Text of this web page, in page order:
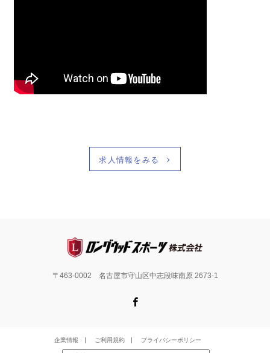
求人情報をみる
〒463-0002 名古屋市守山区中志段味南原 2673-1
企業情報 ご利用規約 プライバシーポリシー